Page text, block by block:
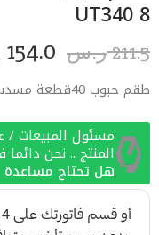
8 UT340
211.5 ر.س 154.0
طقم حبوب 40قطعة مسدس “1/4-“3/8 UT340
مسئول المبيعات /
المنتج .. نحن
هل تحتاج مساعدة